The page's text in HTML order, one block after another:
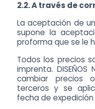
2.2. A través de
La aceptación de
supone la
proforma que se le
Todos los precios
imprenta.
cambiar precios
terceros y se
fecha de